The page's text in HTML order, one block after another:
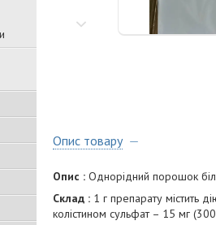
Опис товару
Опис : Однорідний порошок
Склад : 1 г препарату містить
колістином сульфат – 15 мг